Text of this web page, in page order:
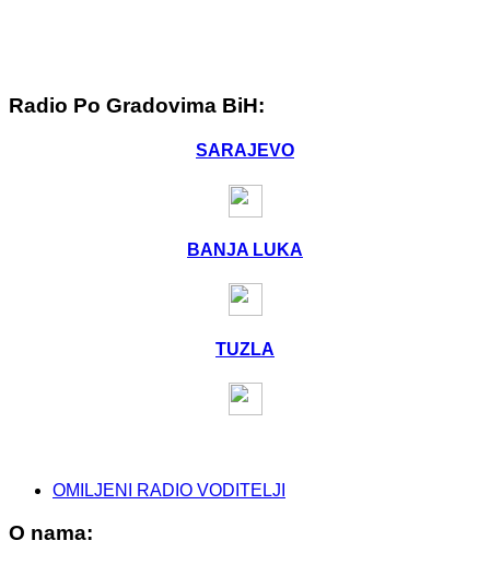
Radio Po Gradovima BiH:
SARAJEVO
BANJA LUKA
TUZLA
OMILJENI RADIO VODITELJI
O nama: